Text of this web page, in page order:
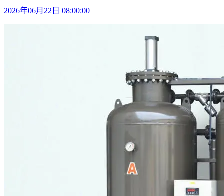
2026年06月22日 08:00:00